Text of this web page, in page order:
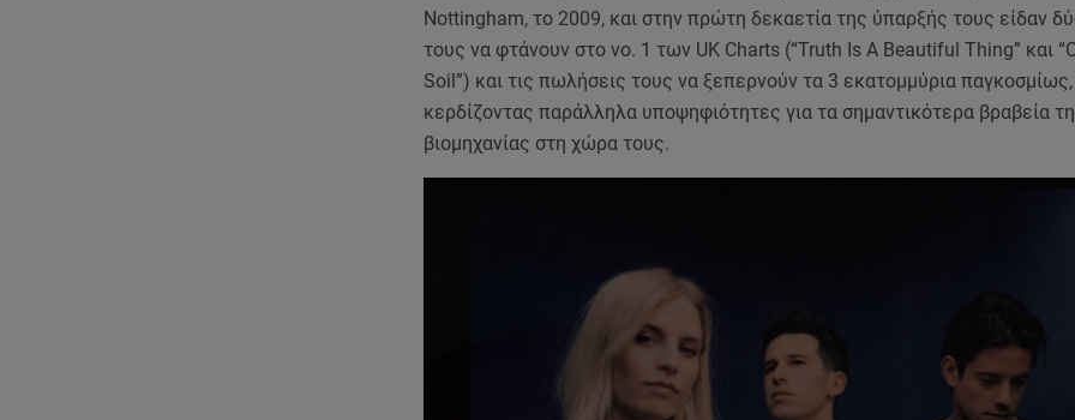
Nottingham, το 2009, και στην πρώτη δεκαετία της ύπαρξής τους είδαν
τους να φτάνουν στο νο. 1 των UK Charts (“Truth Is A Beautiful Thing” και
Soil”) και τις πωλήσεις τους να ξεπερνούν τα 3 εκατομμύρια παγκοσμίως,
κερδίζοντας παράλληλα υποψηφιότητες για τα σημαντικότερα βραβεία
βιομηχανίας στη χώρα τους.